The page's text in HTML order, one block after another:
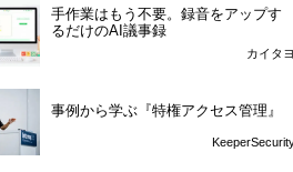
手作業はもう不要。録音をアップす
るだけのAI議事録
カイタヨ
事例から学ぶ『特権アクセス管理』